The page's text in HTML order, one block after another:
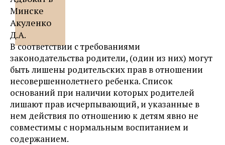
В соответствии с требованиями
законодательства родители, (один из них) могут
быть лишены родительских прав в отношении
несовершеннолетнего ребенка. Список
оснований при наличии которых родителей
лишают прав исчерпывающий, и указанные в
нем действия по отношению к детям явно не
совместимы с нормальным воспитанием и
содержанием.